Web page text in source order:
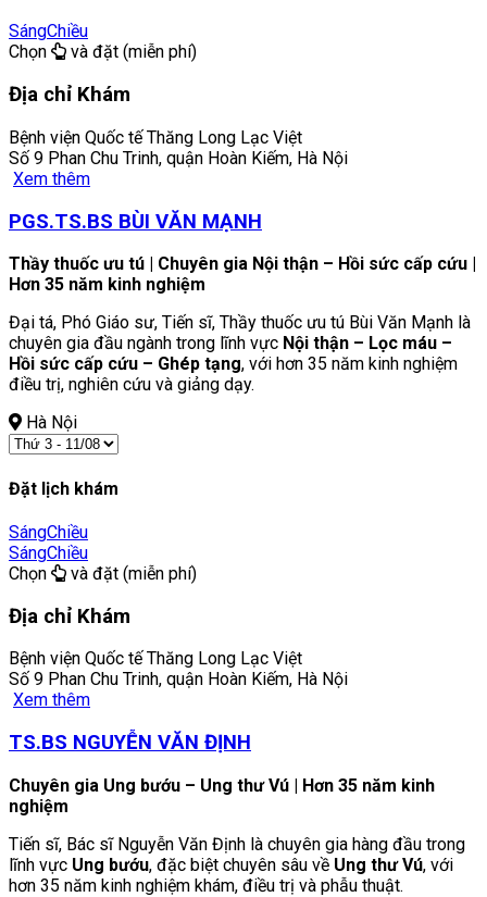
SángChiều
Chọn
và đặt (miễn phí)
Địa chỉ Khám
Bệnh viện Quốc tế Thăng Long Lạc Việt
Số 9 Phan Chu Trinh, quận Hoàn Kiếm, Hà Nội
Xem thêm
PGS.TS.BS BÙI VĂN MẠNH
Thầy thuốc ưu tú | Chuyên gia Nội thận – Hồi sức cấp cứu |
Hơn 35 năm kinh nghiệm
Đại tá, Phó Giáo sư, Tiến sĩ, Thầy thuốc ưu tú Bùi Văn Mạnh là
chuyên gia đầu ngành trong lĩnh vực Nội thận – Lọc máu –
Hồi sức cấp cứu – Ghép tạng, với hơn 35 năm kinh nghiệm
điều trị, nghiên cứu và giảng dạy.
Hà Nội
Đặt lịch khám
SángChiều
SángChiều
Chọn
và đặt (miễn phí)
Địa chỉ Khám
Bệnh viện Quốc tế Thăng Long Lạc Việt
Số 9 Phan Chu Trinh, quận Hoàn Kiếm, Hà Nội
Xem thêm
TS.BS NGUYỄN VĂN ĐỊNH
Chuyên gia Ung bướu – Ung thư Vú | Hơn 35 năm kinh
nghiệm
Tiến sĩ, Bác sĩ Nguyễn Văn Định là chuyên gia hàng đầu trong
lĩnh vực Ung bướu, đặc biệt chuyên sâu về Ung thư Vú, với
hơn 35 năm kinh nghiệm khám, điều trị và phẫu thuật.